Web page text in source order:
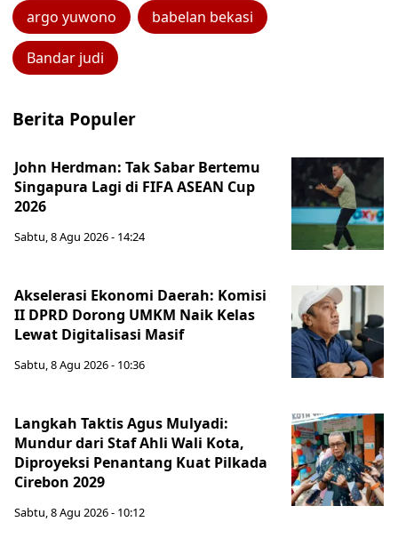
argo yuwono babelan bekasi
Bandar judi
Berita Populer
John Herdman: Tak Sabar Bertemu
Singapura Lagi di FIFA ASEAN Cup
2026
Sabtu, 8 Agu 2026 - 14:24
Akselerasi Ekonomi Daerah: Komisi
II DPRD Dorong UMKM Naik Kelas
Lewat Digitalisasi Masif
Sabtu, 8 Agu 2026 - 10:36
Langkah Taktis Agus Mulyadi:
Mundur dari Staf Ahli Wali Kota,
Diproyeksi Penantang Kuat Pilkada
Cirebon 2029
Sabtu, 8 Agu 2026 - 10:12